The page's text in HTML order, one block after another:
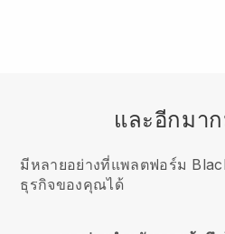
และอีกมา
มีหลายอย่างที่แพลตฟอร์ม
ธุรกิจของคุณได้